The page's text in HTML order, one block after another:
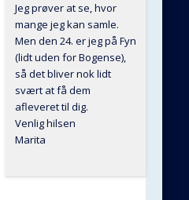
Jeg prøver at se, hvor
mange jeg kan samle.
Men den 24. er jeg på Fyn
(lidt uden for Bogense),
så det bliver nok lidt
svært at få dem
afleveret til dig.
Venlig hilsen
Marita